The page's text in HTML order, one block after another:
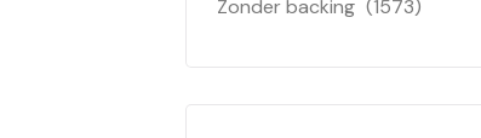
Zonder backing (1573)